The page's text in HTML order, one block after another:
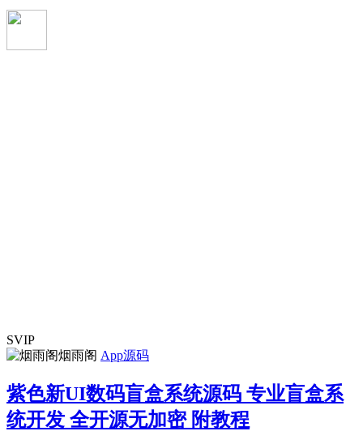
SVIP
烟雨阁 App源码
紫色新UI数码盲盒系统源码 专业盲盒系
统开发 全开源无加密 附教程